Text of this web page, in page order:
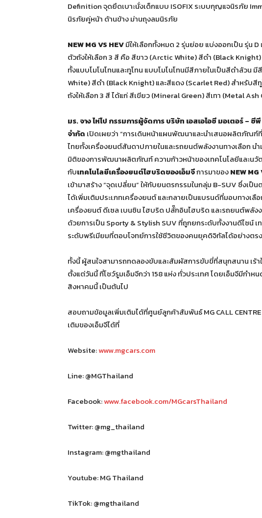
Definition จุดยึดเบาะนั่งเด็กแบบ ISOFIX ระบบกุญแจนิรภัย
นิรภัยคู่หน้า ด้านข้าง ม่านถุงลมนิรภัย
NEW MG VS HEVมีให้เลือกทั้งหมด 2 รุ่นย่อย แบ่งออกเป็น รุ่น
ตัวถังให้เลือก 3 สี คือ สีขาว (Arctic White) สีดำ (Black
ทั้งแบบโมโนโทนและทูโทน แบบโมโนโทนมีสีภายในเป็นสีดำล้วน
White) สีดำ (Black Knight) และสีแดง (Scarlet Red) สำหรับ
ถังให้เลือก 3 สี ได้แก่ สีเขียว (Mineral Green) สีเทา (Metal
มร. จาง ไห่โป กรรมการผู้จัดการ บริษัท เอสเอไอซี มอเตอร์ –
จำกัด เปิดเผยว่า “การเดินหน้าแผนพัฒนาและนำเสนอผลิตภั
ไทยทั้งเครื่องยนต์สันดาปภายในและรถยนต์พลังงานทางเลือก น
มิติของการพัฒนาผลิตภัณฑ์ ความก้าวหน้าของเทคโนโลยีและนวั
กับเทคโนโลยีเครื่องยนต์ไฮบริดของเอ็มจีการมาของNEW MG
เข้ามาสร้าง “จุดเปลี่ยน” ให้กับยนตรกรรมในกลุ่ม B-SUV ซึ่งเป็
ได้เพิ่มเติมประเภทเครื่องยนต์ และกลายเป็นแบรนด์ที่มอบทาง
เครื่องยนต์ ดีเซล เบนซิน ไฮบริด ปลั๊กอินไฮบริด และรถยนต์พลัง
ด้วยการเป็น Sporty & Stylish SUV ที่ถูกยกระดับทั้งงานดีไซน์
ระดับพรีเมียมที่ตอบโจทย์การใช้ชีวิตของคนยุคดิจิทัลได้อย่างตร
ทั้งนี้ ผู้สนใจสามารถทดลองขับและสัมผัสการขับขี่ที่สนุกสนาน เร้
ตั้งแต่วันนี้ ที่โชว์รูมเอ็มจีกว่า 158 แห่ง ทั่วประเทศ โดยเอ็มจีมีก
สิงหาคมนี้ เป็นต้นไป
สอบถามข้อมูลเพิ่มเติมได้ที่ศูนย์ลูกค้าสัมพันธ์ MG CALL
เติมของเอ็มจีได้ที่
Website:www.mgcars.com
Line: @MGThailand
Facebook:www.facebook.com/MGcarsThailand
Twitter: @mg_thailand
Instagram: @mgthailand
Youtube: MG Thailand
TikTok: @mgthailand